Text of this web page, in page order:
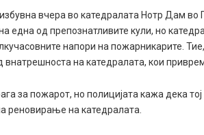
вчера во катедралата Нотр Дам во
една од препознатливите кули, но
напори на пожарникарите.
на катедралата, кои
за пожарот, но полицијата кажа дека тој
реновирање на катедралата.